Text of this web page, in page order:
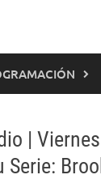
|
Serie: